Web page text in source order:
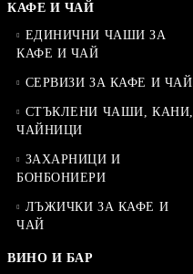
КАФЕ И ЧАЙ
ЕДИНИЧНИ ЧАШИ ЗА
КАФЕ И ЧАЙ
СЕРВИЗИ ЗА КАФЕ И ЧАЙ
СТЪКЛЕНИ ЧАШИ, КАНИ,
ЧАЙНИЦИ
ЗАХАРНИЦИ И
БОНБОНИЕРИ
ЛЪЖИЧКИ ЗА КАФЕ И
ЧАЙ
ВИНО И БАР